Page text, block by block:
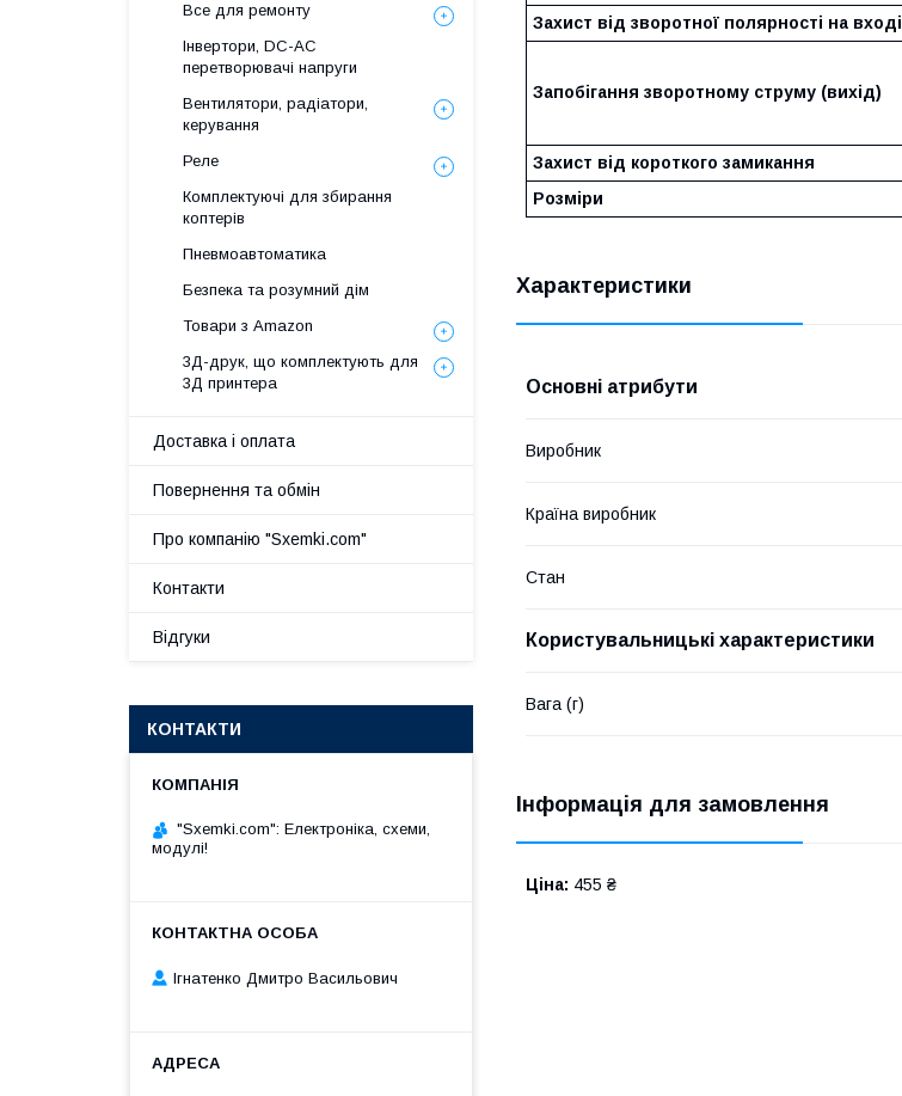
Захист від зворотної полярності на вході
Запобігання зворотному струму (вихід)
Захист від короткого замикання
Розміри
Характеристики
Основні атрибути
Виробник
Країна виробник
Стан
Користувальницькі характеристики
Вага (г)
Інформація для замовлення
Ціна: 455 ₴
Все для ремонту
Інвертори, DC-AC
перетворювачі напруги
Вентилятори, радіатори,
керування
Реле
Комплектуючі для збирання
коптерів
Пневмоавтоматика
Безпека та розумний дім
Товари з Amazon
3Д-друк, що комплектують для
3Д принтера
Доставка і оплата
Повернення та обмін
Про компанію "Sxemki.com"
Контакти
Відгуки
КОНТАКТИ
"Sxemki.com": Електроніка, схеми,
модулі!
Ігнатенко Дмитро Васильович